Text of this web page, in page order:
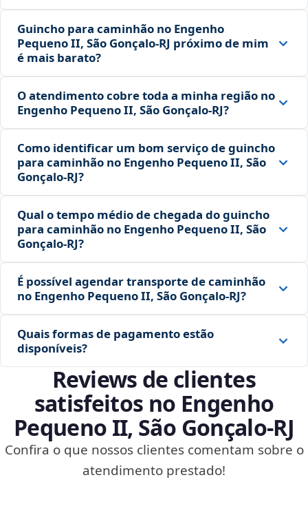
Guincho para caminhão no Engenho
Pequeno II, São Gonçalo‑RJ próximo de mim
é mais barato?
O atendimento cobre toda a minha região no
Engenho Pequeno II, São Gonçalo‑RJ?
Como identificar um bom serviço de guincho
para caminhão no Engenho Pequeno II, São
Gonçalo‑RJ?
Qual o tempo médio de chegada do guincho
para caminhão no Engenho Pequeno II, São
Gonçalo‑RJ?
É possível agendar transporte de caminhão
no Engenho Pequeno II, São Gonçalo‑RJ?
Quais formas de pagamento estão
disponíveis?
Reviews de clientes
satisfeitos no Engenho
Pequeno II, São Gonçalo‑RJ
Confira o que nossos clientes comentam sobre o
atendimento prestado!